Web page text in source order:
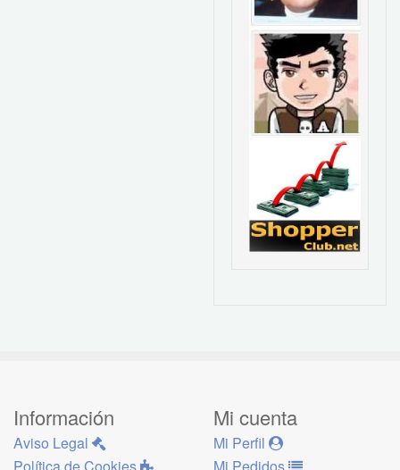
Información
Aviso Legal
Política de Cookies
Mi cuenta
Mi Perfil
Mi Pedidos